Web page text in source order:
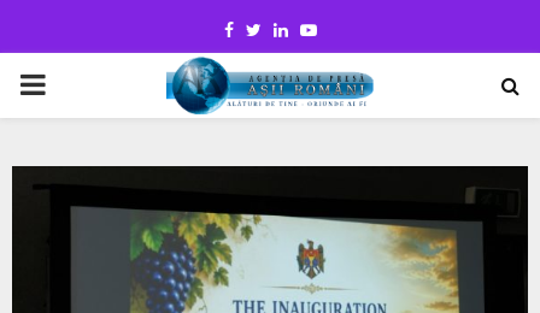
Facebook
TwitterLinkedinYoutube
PRIMARY